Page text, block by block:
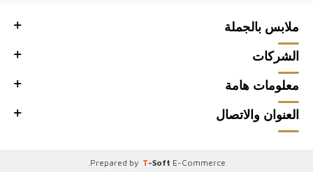
ملابس بالجملة
الشركات
معلومات هامة
العنوان والاتصال
Prepared by T-Soft E-Commerce
.